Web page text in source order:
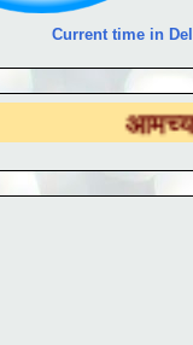
Current time in
DS